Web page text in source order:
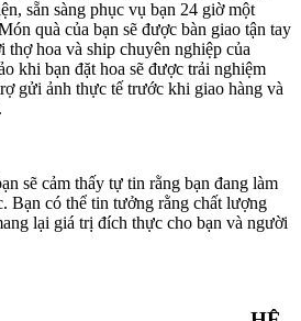
sẵn sàng phục vụ bạn 24 giờ một
quà của bạn sẽ được bàn giao tận tay
hoa và ship chuyên nghiệp của
khi bạn đặt hoa sẽ được trải nghiệm
gửi ảnh thực tế trước khi giao hàng và
sẽ cảm thấy tự tin rằng bạn đang làm
Bạn có thể tin tưởng rằng chất lượng
lại giá trị đích thực cho bạn và người